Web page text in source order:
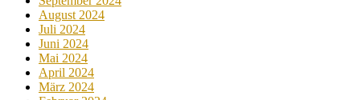
August 2024
Juli 2024
Juni 2024
Mai 2024
April 2024
März 2024